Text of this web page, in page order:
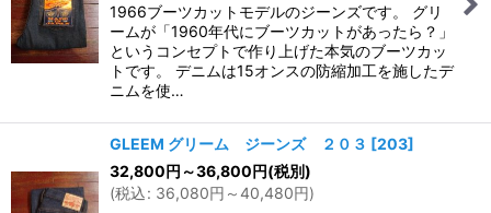
1966ブーツカットモデルのジーンズです。 グリ
ームが「1960年代にブーツカットがあったら？」
というコンセプトで作り上げた本気のブーツカッ
トです。 デニムは15オンスの防縮加工を施したデ
ニムを使…
GLEEM グリーム ジーンズ ２０３ [203]
32,800円 ～36,800円(税別)
(税込: 36,080円 ～40,480円)